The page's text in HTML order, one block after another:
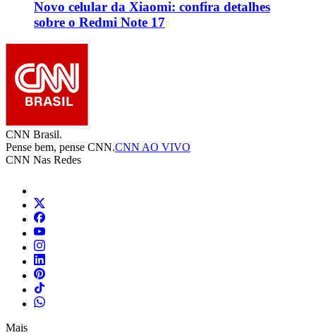
Novo celular da Xiaomi: confira detalhes
sobre o Redmi Note 17
CNN Brasil.
Pense bem, pense CNN.CNN AO VIVO
CNN Nas Redes
Mais